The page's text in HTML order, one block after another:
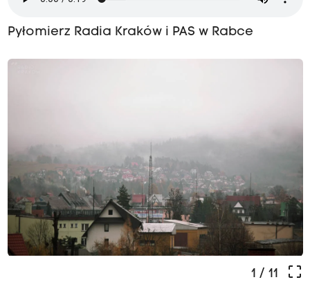
Pyłomierz Radia Kraków i PAS w Rabce
crop_free
1 / 11